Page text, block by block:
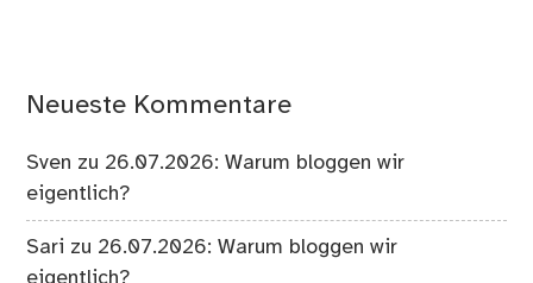
Neueste Kommentare
Sven zu 26.07.2026: Warum bloggen wir
eigentlich?
Sari zu 26.07.2026: Warum bloggen wir
eigentlich?